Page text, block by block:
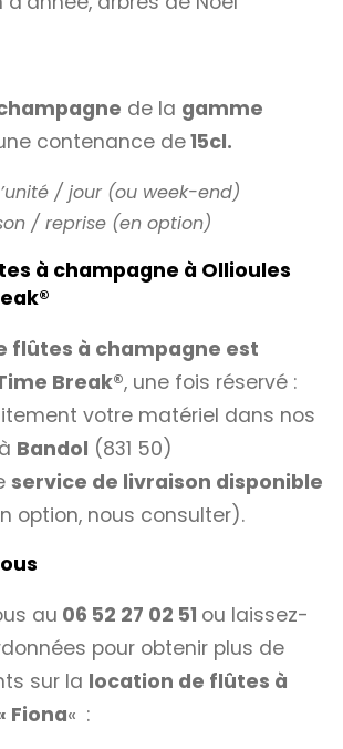
de la gamme
contenance de15cl.
/ jour (ou week-end)
/ reprise (en option)
à champagne à Ollioules
®
flûtes à champagne est
Break®, une fois réservé :
votre matériel dans nos
Bandol (831 50)
service de livraison disponible
option, nous consulter).
au 06 52 27 02 51 ou laissez-
pour obtenir plus de
sur la location de flûtes à
Fiona« :